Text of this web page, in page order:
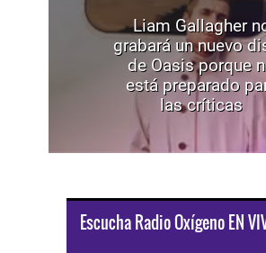
Liam Gallagher
grabará un nuevo
de Oasis porque
está preparado
las críticas
Escucha Radio Oxígeno EN